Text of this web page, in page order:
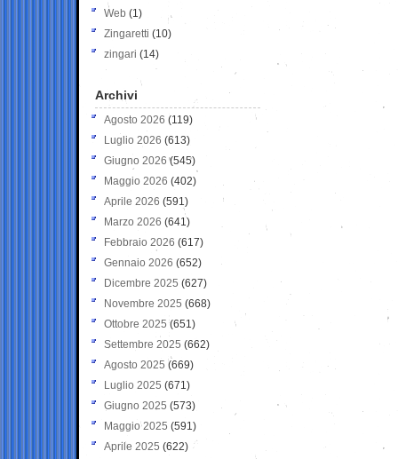
Web (1)
Zingaretti (10)
zingari (14)
Archivi
Agosto 2026 (119)
Luglio 2026 (613)
Giugno 2026 (545)
Maggio 2026 (402)
Aprile 2026 (591)
Marzo 2026 (641)
Febbraio 2026 (617)
Gennaio 2026 (652)
Dicembre 2025 (627)
Novembre 2025 (668)
Ottobre 2025 (651)
Settembre 2025 (662)
Agosto 2025 (669)
Luglio 2025 (671)
Giugno 2025 (573)
Maggio 2025 (591)
Aprile 2025 (622)